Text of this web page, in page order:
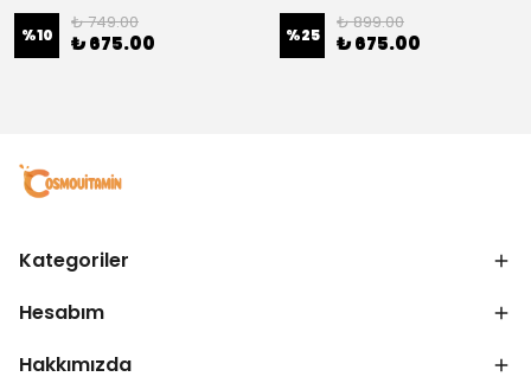
%10
₺ 749.00
₺ 675.00 %25
₺ 899.00
₺ 675.00
Kategoriler
Hesabım
Hakkımızda